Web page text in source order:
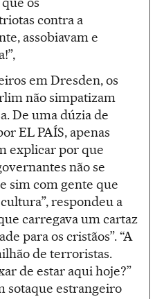
contra a
assobiavam e
em Dresden, os
não simpatizam
De uma dúzia de
EL PAÍS, apenas
explicar por que
não se
sim com gente que
respondeu a
carregava um cartaz
para os cristãos”. “A
de terroristas.
de estar aqui hoje?”
sotaque estrangeiro